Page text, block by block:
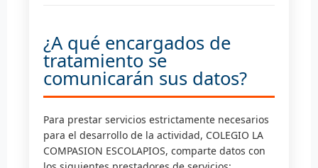
¿A qué encargados de
tratamiento se
comunicarán sus datos?
Para prestar servicios estrictamente necesarios
para el desarrollo de la actividad, COLEGIO LA
COMPASION ESCOLAPIOS, comparte datos con